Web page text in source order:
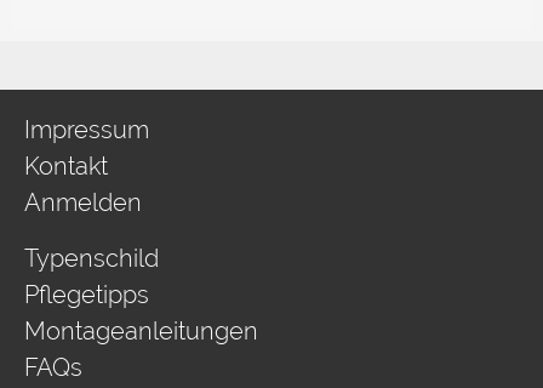
Impressum
Kontakt
Anmelden
Typenschild
Pflegetipps
Montageanleitungen
FAQs